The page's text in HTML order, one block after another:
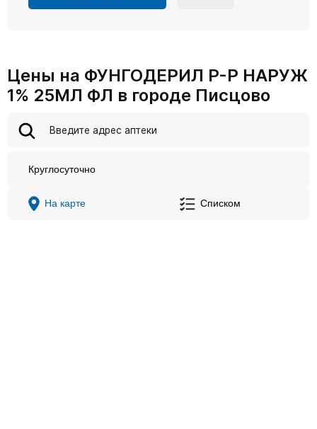
Цены на ФУНГОДЕРИЛ Р-Р НАРУЖ
1% 25МЛ ФЛ в городе Писцово
Круглосуточно
На карте Списком